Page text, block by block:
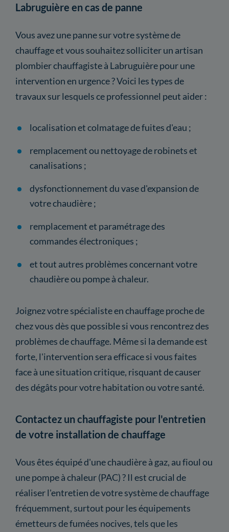
Labruguière en cas de panne
Vous avez une panne sur votre système de
chauffage et vous souhaitez solliciter un artisan
plombier chauffagiste à Labruguière pour une
intervention en urgence ? Voici les types de
travaux sur lesquels ce professionnel peut aider :
localisation et colmatage de fuites d'eau ;
remplacement ou nettoyage de robinets et
canalisations ;
dysfonctionnement du vase d'expansion de
votre chaudière ;
remplacement et paramétrage des
commandes électroniques ;
et tout autres problèmes concernant votre
chaudière ou pompe à chaleur.
Joignez votre spécialiste en chauffage proche de
chez vous dès que possible si vous rencontrez des
problèmes de chauffage. Même si la demande est
forte, l'intervention sera efficace si vous faites
face à une situation critique, risquant de causer
des dégâts pour votre habitation ou votre santé.
Contactez un chauffagiste pour l'entretien
de votre installation de chauffage
Vous êtes équipé d'une chaudière à gaz, au fioul ou
une pompe à chaleur (PAC) ? Il est crucial de
réaliser l'entretien de votre système de chauffage
fréquemment, surtout pour les équipements
émetteurs de fumées nocives, tels que les